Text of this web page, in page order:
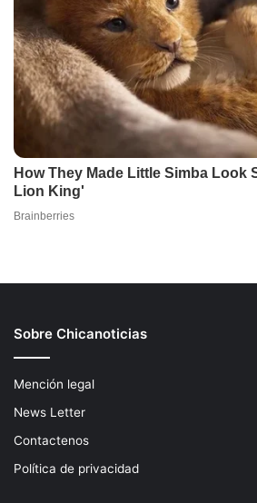
Sobre Chicanoticias
Mención legal
News Letter
Contactenos
Política de privacidad